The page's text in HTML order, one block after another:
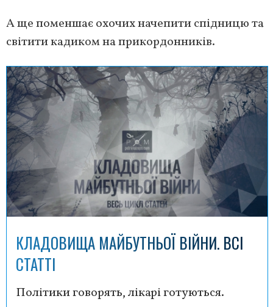
А ще поменшає охочих начепити спідницю та
світити кадиком на прикордонників.
КЛАДОВИЩА МАЙБУТНЬОЇ ВІЙНИ. ВСІ
СТАТТІ
Політики говорять, лікарі готуються.